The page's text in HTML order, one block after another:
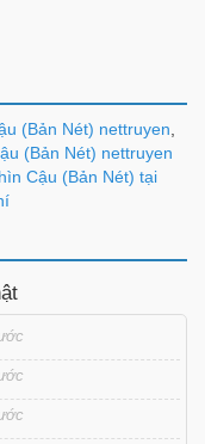
(Bản Nét) nettruyen
(Bản Nét) nettruyen
Cậu (Bản Nét) tại